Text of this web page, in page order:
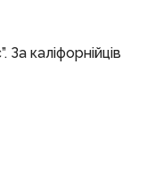
каліфорнійців